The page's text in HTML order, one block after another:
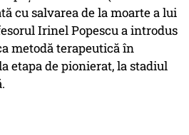
cu salvarea de la moarte a lui
Irinel Popescu a introdus
metodă terapeutică în
etapa de pionierat, la stadiul